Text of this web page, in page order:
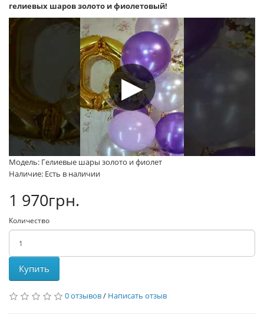
гелиевых шаров золото и фиолетовый!
Модель: Гелиевые шары золото и фиолет
Наличие: Есть в наличии
1 970грн.
Количество
Купить
0 отзывов/ Написать отзыв